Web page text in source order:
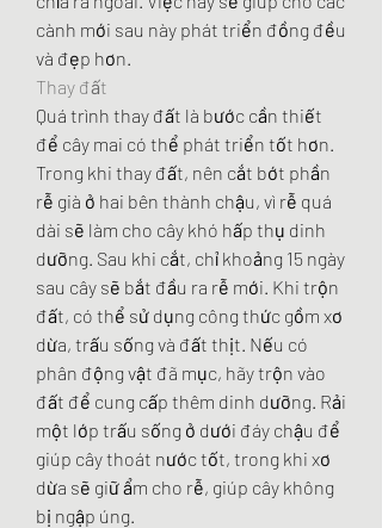
cành mới sau này phát triển đồng đều
và đẹp hơn.
Thay đất
Quá trình thay đất là bước cần thiết
để cây mai có thể phát triển tốt hơn.
Trong khi thay đất, nên cắt bớt phần
rễ già ở hai bên thành chậu, vì rễ quá
dài sẽ làm cho cây khó hấp thụ dinh
dưỡng. Sau khi cắt, chỉ khoảng 15 ngày
sau cây sẽ bắt đầu ra rễ mới. Khi trộn
đất, có thể sử dụng công thức gồm xơ
dừa, trấu sống và đất thịt. Nếu có
phân động vật đã mục, hãy trộn vào
đất để cung cấp thêm dinh dưỡng. Rải
một lớp trấu sống ở dưới đáy chậu để
giúp cây thoát nước tốt, trong khi xơ
dừa sẽ giữ ẩm cho rễ, giúp cây không
bị ngập úng.